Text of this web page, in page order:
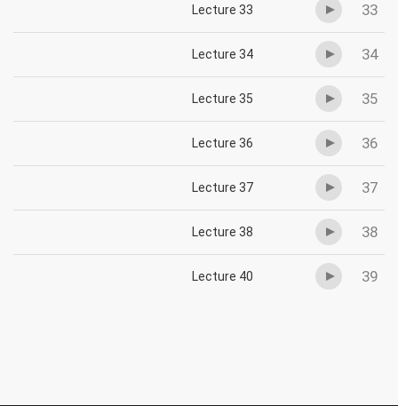
33
Lecture 33
34
Lecture 34
35
Lecture 35
36
Lecture 36
37
Lecture 37
38
Lecture 38
39
Lecture 40